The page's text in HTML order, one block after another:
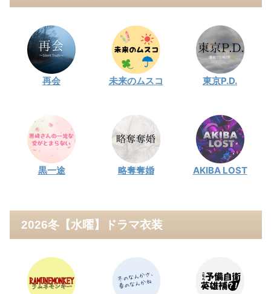
再会 未来のムスコ 東京P.D.
黒一途 略奪奪婚 AKIBA LOST
2026冬【水曜】ドラマ衣装